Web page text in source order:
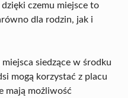
czemu miejsce to
dla rodzin, jak i
siedzące w środku
mogą korzystać z placu
mają możliwość